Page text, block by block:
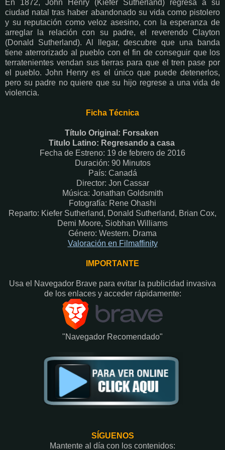
En 1872, John Henry (Kiefer Sutherland) regresa a su
ciudad natal tras haber abandonado su vida como pistolero
y su reputación como veloz asesino, con la esperanza de
arreglar la relación con su padre, el reverendo Clayton
(Donald Sutherland). Al llegar, descubre que una banda
tiene aterrorizado al pueblo con el fin de conseguir que los
terratenientes vendan sus tierras para que el tren pase por
el pueblo. John Henry es el único que puede detenerlos,
pero su padre no quiere que su hijo regrese a una vida de
violencia.
Ficha Técnica
Título Original: Forsaken
Titulo Latino: Regresando a casa
Fecha de Estreno: 19 de febrero de 2016
Duración: 90 Minutos
País: Canadá
Director: Jon Cassar
Música: Jonathan Goldsmith
Fotografía: Rene Ohashi
Reparto: Kiefer Sutherland, Donald Sutherland, Brian Cox,
Demi Moore, Siobhan Williams
Género: Western. Drama
Valoración en Fi lmaffinity
IMPORTANTE
Usa el Navegador Brave para evitar la publicidad invasiva
de los enlaces y acceder rápidamente:​
"Navegador Recomendado"
SÍGUENOS
Mantente al día con los contenidos: